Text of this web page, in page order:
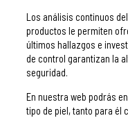
Los análisis continuos
productos le permiten
últimos hallazgos e
de control garantizan la
seguridad.
En nuestra web podrás
tipo de piel, tanto para él